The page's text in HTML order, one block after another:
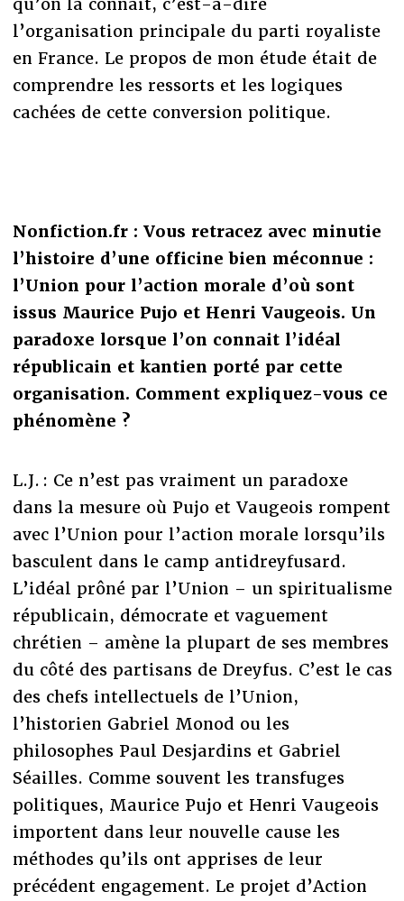
l’organisation principale du parti royaliste
en France. Le propos de mon étude était de
comprendre les ressorts et les logiques
cachées de cette conversion politique.
Nonfiction.fr : Vous retracez avec minutie
l’histoire d’une officine bien méconnue :
l’Union pour l’action morale d’où sont
issus Maurice Pujo et Henri Vaugeois. Un
paradoxe lorsque l’on connait l’idéal
républicain et kantien porté par cette
organisation. Comment expliquez-vous ce
phénomène ?
L.J. : Ce n’est pas vraiment un paradoxe
dans la mesure où Pujo et Vaugeois rompent
avec l’Union pour l’action morale lorsqu’ils
basculent dans le camp antidreyfusard.
L’idéal prôné par l’Union – un spiritualisme
républicain, démocrate et vaguement
chrétien – amène la plupart de ses membres
du côté des partisans de Dreyfus. C’est le cas
des chefs intellectuels de l’Union,
l’historien Gabriel Monod ou les
philosophes Paul Desjardins et Gabriel
Séailles. Comme souvent les transfuges
politiques, Maurice Pujo et Henri Vaugeois
importent dans leur nouvelle cause les
méthodes qu’ils ont apprises de leur
précédent engagement. Le projet d’Action